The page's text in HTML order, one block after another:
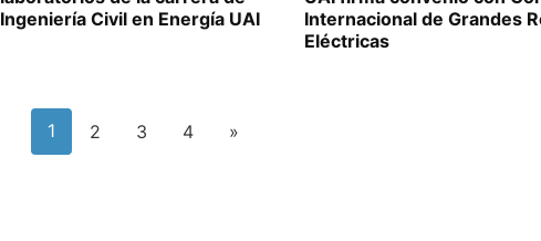
Ingeniería Civil en Energía UAI
Internacional de Grandes
Eléctricas
1 2 3 4 »